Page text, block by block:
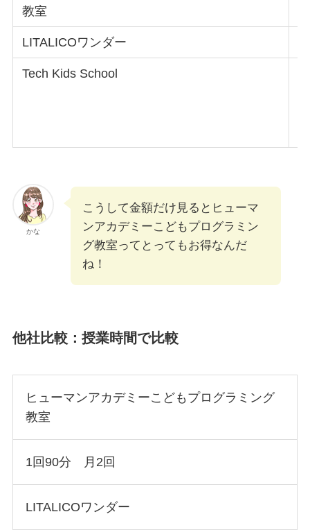
教室
LITALICOワンダー
Tech Kids School
かな
こうして金額だけ見るとヒューマ
ンアカデミーこどもプログラミン
グ教室ってとってもお得なんだ
ね！
他社比較：授業時間で比較
ヒューマンアカデミーこどもプログラミング
教室
1回90分 月2回
LITALICOワンダー